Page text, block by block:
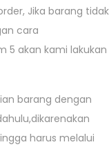
Jika barang tidak
cara
5 akan kami lakukan
barang dengan
harus melalui